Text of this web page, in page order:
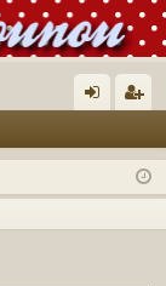
ne
xi
nr
eg